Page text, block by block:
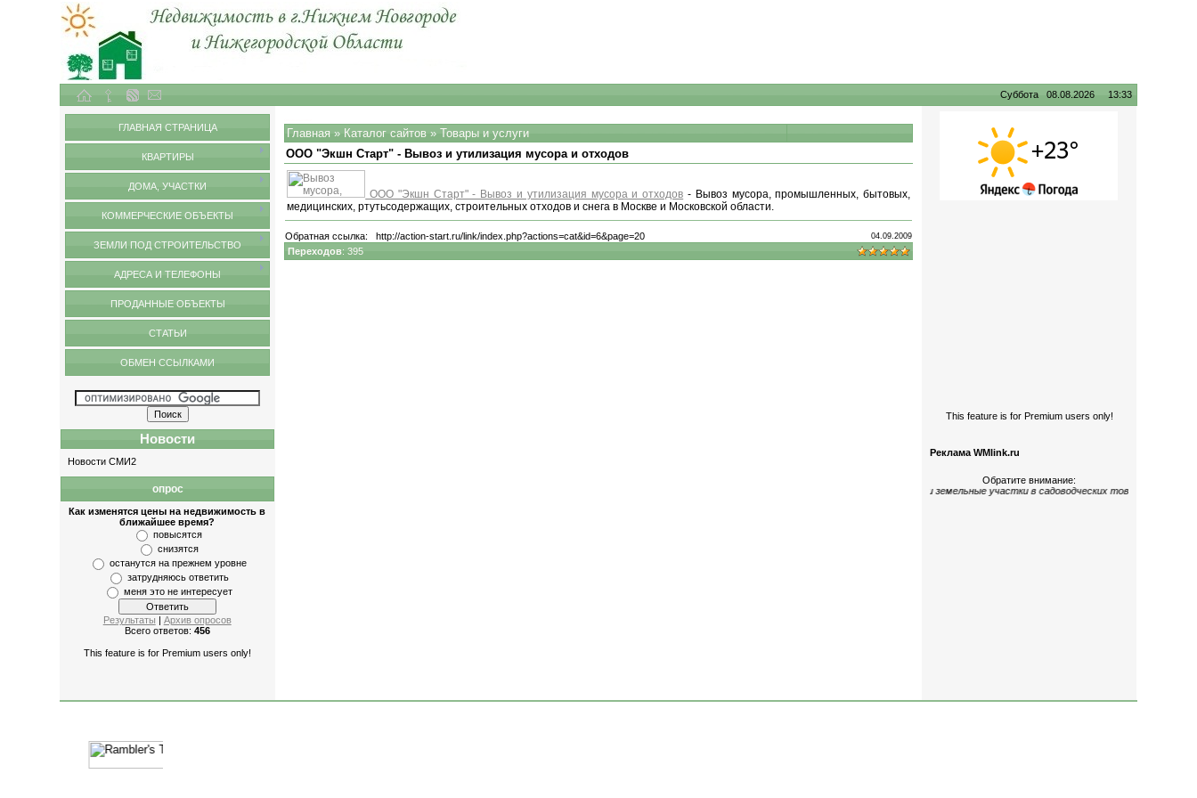
Суббота 08.08.2026 13:33
ГЛАВНАЯ СТРАНИЦА
КВАРТИРЫ
ДОМА, УЧАСТКИ
КОММЕРЧЕСКИЕ ОБЪЕКТЫ
ЗЕМЛИ ПОД СТРОИТЕЛЬСТВО
АДРЕСА И ТЕЛЕФОНЫ
ПРОДАННЫЕ ОБЪЕКТЫ
СТАТЬИ
ОБМЕН ССЫЛКАМИ
Новости
Новости СМИ2
опрос
Как изменятся цены на недвижимость в
ближайшее время?
повысятся
снизятся
останутся на прежнем уровне
затрудняюсь ответить
меня это не интересует
Результаты | Архив опросов
Всего ответов: 456
This feature is for Premium users only!
Главная » Каталог сайтов »Товары и услуги
ООО "Экшн Старт" - Вывоз и утилизация мусора и отходов
ООО "Экшн Старт" - Вывоз и утилизация мусора и отходов - Вывоз мусора, промышленных, бытовых,
медицинских, ртутьсодержащих, строительных отходов и снега в Москве и Московской области.
Обратная ссылка: http://action-start.ru/link/index.php?actions=cat&id=6&page=20 04.09.2009
Переходов: 395
This feature is for Premium users only!
Реклама WMlink.ru
Обратите внимание:
дома и земельные участкив садоводческих товариществах